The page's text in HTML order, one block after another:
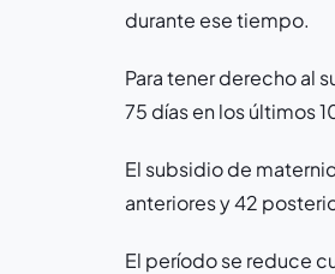
durante ese tiempo.
Para tener derecho al
75 días en los últimos
El subsidio de
anteriores y 42
El período se reduce